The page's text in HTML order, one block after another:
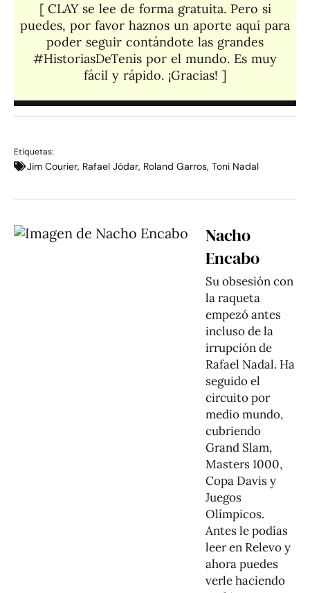
[ CLAY se lee de forma gratuita. Pero si
puedes, por favor haznos un aporte aquí para
poder seguir contándote las grandes
#HistoriasDeTenis por el mundo. Es muy
fácil y rápido. ¡Gracias! ]​
Etiquetas:
Jim Courier, Rafael Jódar, Roland Garros, Toni Nadal
Nacho
Encabo
Su obsesión con
la raqueta
empezó antes
incluso de la
irrupción de
Rafael Nadal. Ha
seguido el
circuito por
medio mundo,
cubriendo
Grand Slam,
Masters 1000,
Copa Davis y
Juegos
Olímpicos.
Antes le podías
leer en Relevo y
ahora puedes
verle haciendo